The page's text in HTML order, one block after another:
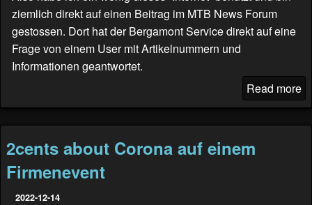
ziemlich direkt auf einen Beitrag im MTB News Forum
gestossen. Dort hat der Bergamont Service direkt auf eine
Frage von einem User mit Artikelnummern und
Informationen geantwortet.
Read more
2cents about Corona auf einem
Firmenevent
2022-12-14